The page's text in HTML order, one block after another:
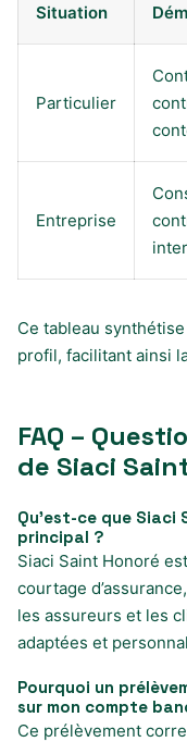
Situation
Particulier
Entreprise
Ce tableau
profil, facilitant ainsi
FAQ –
de Siaci
Qu’est-ce que
principal ?
Siaci Saint Honoré
courtage
les assureurs et les
adaptées et
Pourquoi un
sur mon compte
Ce prélèvement